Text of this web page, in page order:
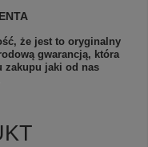
że jest to oryginalny
gwarancją, która
zakupu jaki od nas